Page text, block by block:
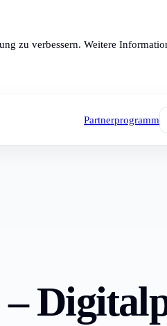
zu verbessern. Weitere
Partnerprogramm
–